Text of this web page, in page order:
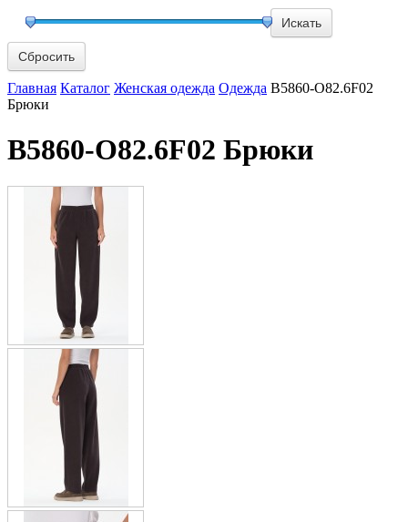
Сбросить
Главная Каталог Женская одежда Одежда B5860-O82.6F02
Брюки
B5860-O82.6F02 Брюки